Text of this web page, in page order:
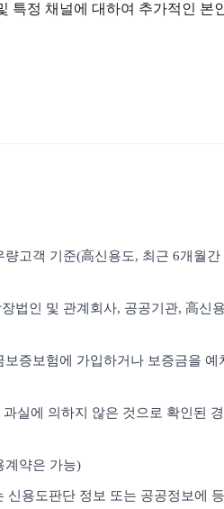
정 채널에 대하여 추가적인 본
고객 기준(高신용도, 최근 6개월
법인 및 관계회사, 공공기관, 高신
증보험에 가입하거나 보증금을 예
실에 의하지 않은 것으로 확인된
계약은 가능)
용도판단 정보 또는 공공정보에